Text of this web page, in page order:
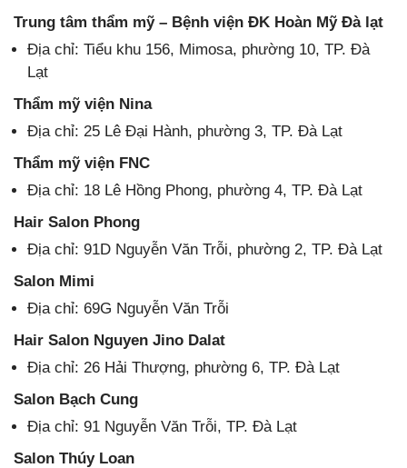
Trung tâm thẩm mỹ – Bệnh viện ĐK Hoàn Mỹ Đà lạt
Địa chỉ: Tiểu khu 156, Mimosa, phường 10, TP. Đà
Lạt
Thẩm mỹ viện Nina
Địa chỉ: 25 Lê Đại Hành, phường 3, TP. Đà Lạt
Thẩm mỹ viện FNC
Địa chỉ: 18 Lê Hồng Phong, phường 4, TP. Đà Lạt
Hair Salon Phong
Địa chỉ: 91D Nguyễn Văn Trỗi, phường 2, TP. Đà Lạt
Salon Mimi
Địa chỉ: 69G Nguyễn Văn Trỗi
Hair Salon Nguyen Jino Dalat
Địa chỉ: 26 Hải Thượng, phường 6, TP. Đà Lạt
Salon Bạch Cung
Địa chỉ: 91 Nguyễn Văn Trỗi, TP. Đà Lạt
Salon Thúy Loan